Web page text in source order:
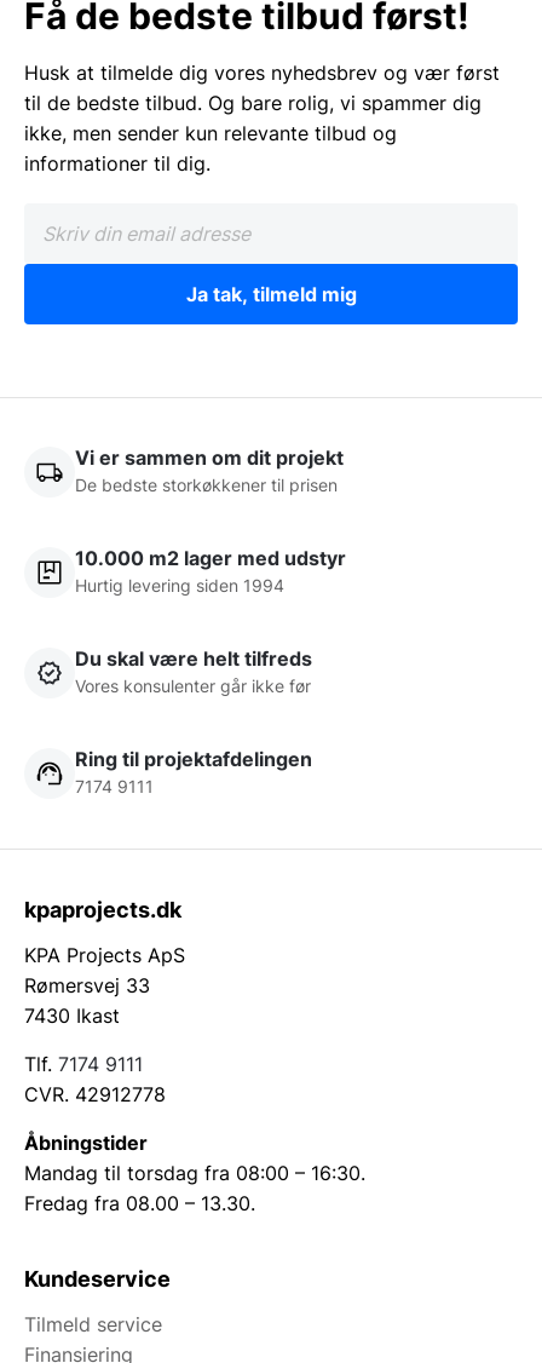
Få de bedste tilbud først!
Husk at tilmelde dig vores nyhedsbrev og vær først
til de bedste tilbud. Og bare rolig, vi spammer dig
ikke, men sender kun relevante tilbud og
informationer til dig.
Ja tak, tilmeld mig
Vi er sammen om dit projekt
De bedste storkøkkener til prisen
10.000 m2 lager med udstyr
Hurtig levering siden 1994
Du skal være helt tilfreds
Vores konsulenter går ikke før
Ring til projektafdelingen
7174 9111
kpaprojects.dk
KPA Projects ApS
Rømersvej 33
7430 Ikast
Tlf. 7174 9111
CVR. 42912778
Åbningstider
Mandag til torsdag fra 08:00 – 16:30.
Fredag fra 08.00 – 13.30.
Kundeservice
Tilmeld service
Finansiering